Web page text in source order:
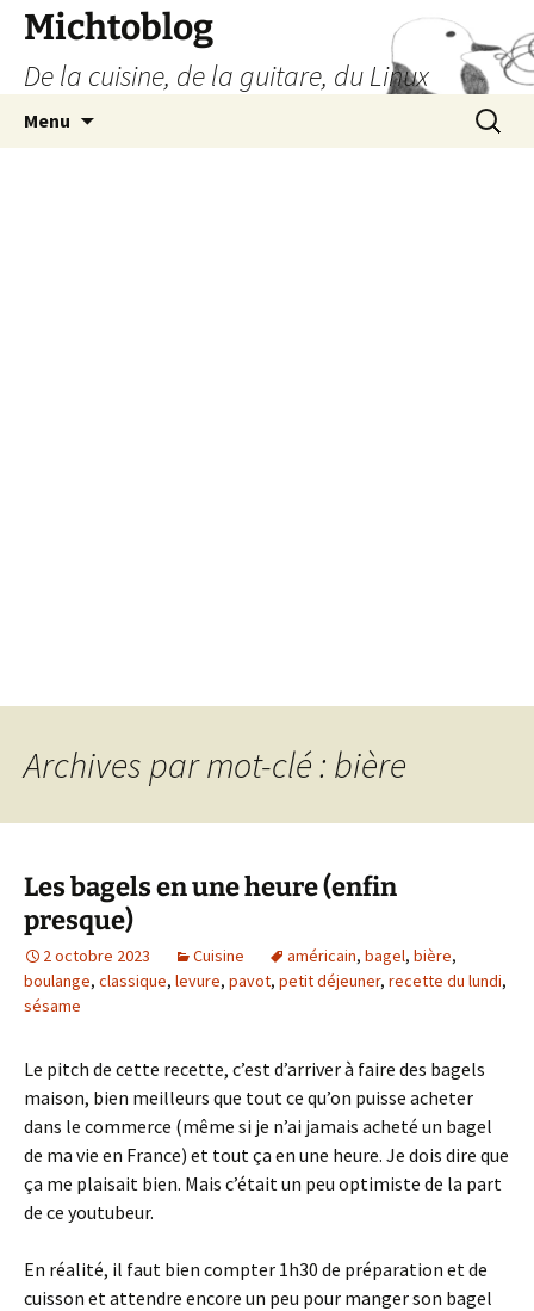
Aller
contenu
Michtoblog
De la cuisine, de la guitare, du Linux
Menu
Archives par mot-clé : bière
Les bagels en une heure (enfin
presque)
2 octobre 2023 Cuisine américain, bagel, bière,
boulange, classique, levure, pavot, petit déjeuner, recette du lundi,
sésame
Le pitch de cette recette, c’est d’arriver à faire des bagels
maison, bien meilleurs que tout ce qu’on puisse acheter
dans le commerce (même si je n’ai jamais acheté un bagel
de ma vie en France) et tout ça en une heure. Je dois dire que
ça me plaisait bien. Mais c’était un peu optimiste de la part
de ce youtubeur.
En réalité, il faut bien compter 1h30 de préparation et de
cuisson et attendre encore un peu pour manger son bagel